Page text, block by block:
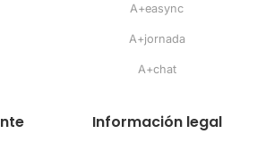
A+easync
A+jornada
A+chat
Información legal